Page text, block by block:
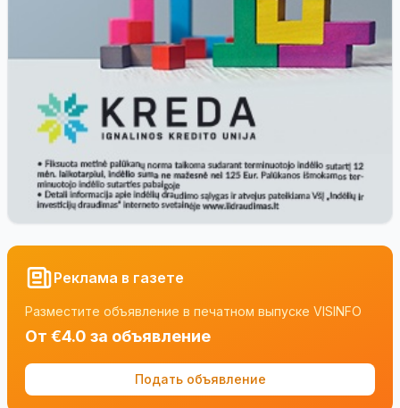
Реклама в газете
Разместите объявление в печатном выпуске VISINFO
От €4.0 за объявление
Подать объявление